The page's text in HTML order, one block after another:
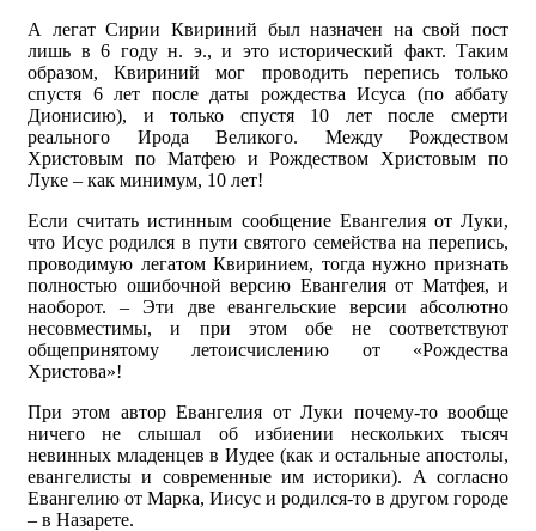
А легат Сирии Квириний был назначен на свой пост
лишь в 6 году н. э., и это исторический факт. Таким
образом, Квириний мог проводить перепись только
спустя 6 лет после даты рождества Исуса (по аббату
Дионисию), и только спустя 10 лет после смерти
реального Ирода Великого. Между Рождеством
Христовым по Матфею и Рождеством Христовым по
Луке – как минимум, 10 лет!
Если считать истинным сообщение Евангелия от Луки,
что Исус родился в пути святого семейства на перепись,
проводимую легатом Квиринием, тогда нужно признать
полностью ошибочной версию Евангелия от Матфея, и
наоборот. – Эти две евангельские версии абсолютно
несовместимы, и при этом обе не соответствуют
общепринятому летоисчислению от «Рождества
Христова»!
При этом автор Евангелия от Луки почему-то вообще
ничего не слышал об избиении нескольких тысяч
невинных младенцев в Иудее (как и остальные апостолы,
евангелисты и современные им историки). А согласно
Евангелию от Марка, Иисус и родился-то в другом городе
– в Назарете.